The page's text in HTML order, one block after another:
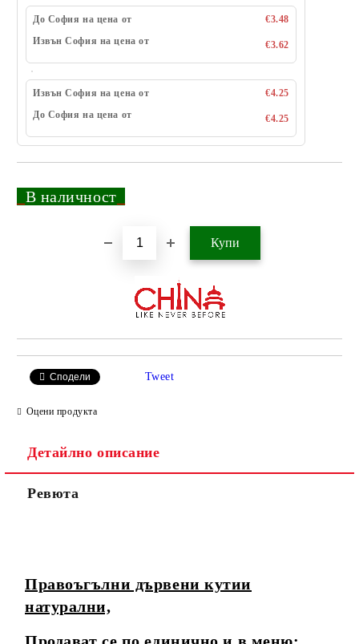
До София на цена от
€3.48
Извън София на цена от
€3.62
Извън София на цена от
€4.25
До София на цена от
€4.25
В наличност
Сподели Tweet
Оцени продукта
Детайлно описание
Ревюта
Правоъгълни дървени кутии
натурални,